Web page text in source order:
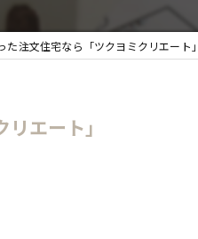
注文住宅なら「ツクヨミクリエート」
エート」